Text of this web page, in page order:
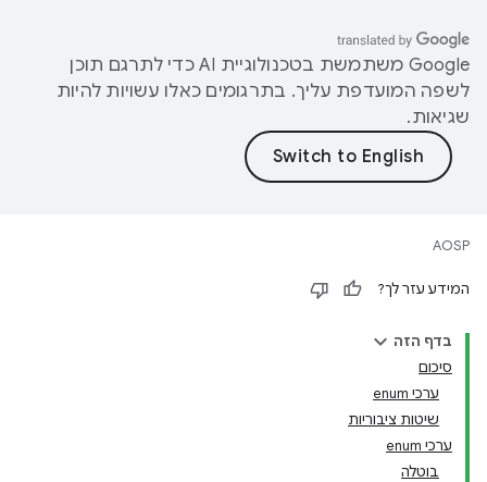
‫Google משתמשת בטכנולוגיית AI כדי לתרגם תוכן
לשפה המועדפת עליך. בתרגומים כאלו עשויות להיות
שגיאות.
AOSP
המידע עזר לך?
בדף הזה
סיכום
ערכי enum
שיטות ציבוריות
ערכי enum
בוטלה